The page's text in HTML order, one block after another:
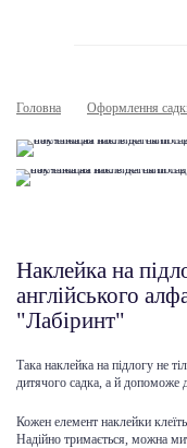
Головна Оформлення
Наклейка на
англійського
"Лабіринт"
Така наклейка на підлогу не
дитячого садка, а й допоможе
Кожен елемент наклейки
Надійно тримається, можна